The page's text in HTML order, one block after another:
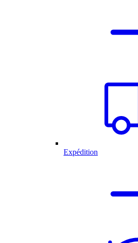
Expédition